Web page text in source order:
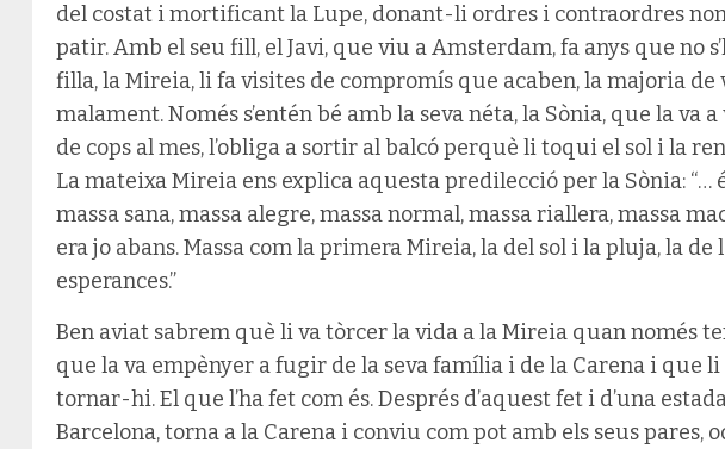
del costat i mortificant la Lupe, donant-li ordres i contraordres
patir. Amb el seu fill, el Javi, que viu a Amsterdam, fa anys que no
filla, la Mireia, li fa visites de compromís que acaben, la majoria de
malament. Només s’entén bé amb la seva néta, la Sònia, que la va
de cops al mes, l’obliga a sortir al balcó perquè li toqui el sol i la
La mateixa Mireia ens explica aquesta predilecció per la Sònia: “…
massa sana, massa alegre, massa normal, massa riallera, massa
era jo abans. Massa com la primera Mireia, la del sol i la pluja, la de
esperances.”
Ben aviat sabrem què li va tòrcer la vida a la Mireia quan només
que la va empènyer a fugir de la seva família i de la Carena i que
tornar-hi. El que l’ha fet com és. Després d’aquest fet i d’una
Barcelona, torna a la Carena i conviu com pot amb els seus pares,